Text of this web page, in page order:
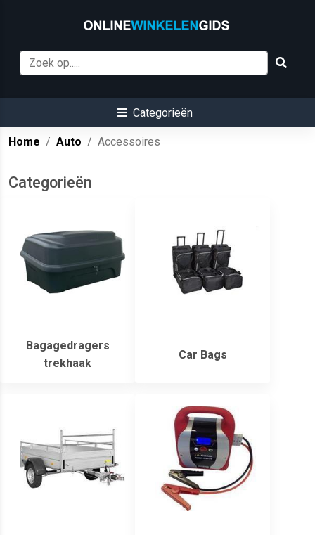
Categorieën
Home Auto Accessoires
Categorieën
Bagagedragers
trekhaak
Car Bags